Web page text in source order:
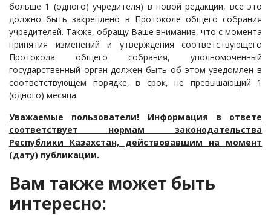
больше 1 (одного) учредителя) в новой редакции, все это
должно быть закреплено в Протоколе общего собрания
учредителей. Также, обращу Ваше внимание, что с момента
принятия изменений и утверждения соответствующего
Протокола общего собрания, уполномоченный
государственный орган должен быть об этом уведомлен в
соответствующем порядке, в срок, не превышающий 1
(одного) месяца.
Уважаемые пользователи! Информация в ответе
соответствует нормам законодательства
Республики Казахстан, действовавшим на момент
(дату) публикации.
Вам также может быть
интересно: